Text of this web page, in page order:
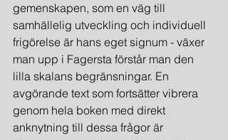
gemenskapen, som en väg till
samhällelig utveckling och individuell
frigörelse är hans eget signum - växer
man upp i Fagersta förstår man den
lilla skalans begränsningar. En
avgörande text som fortsätter vibrera
genom hela boken med direkt
anknytning till dessa frågor är